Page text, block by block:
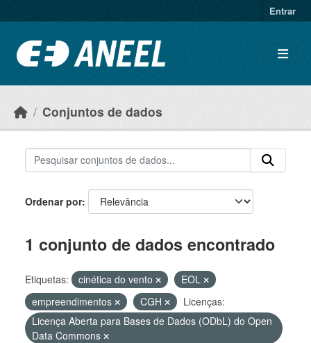
Entrar
Conjuntos de dados
Ordenar por
1 conjunto de dados encontrado
Etiquetas: cinética do vento
EOL
empreendimentos
CGH
Licenças:
Licença Aberta para Bases de Dados (ODbL) do Open
Data Commons